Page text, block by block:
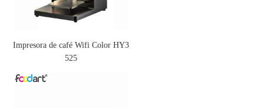
Impresora de café Wifi Color HY3
525